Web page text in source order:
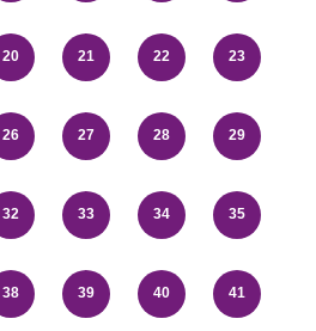
20 21 22 23
26 27 28 29
32 33 34 35
38 39 40 41